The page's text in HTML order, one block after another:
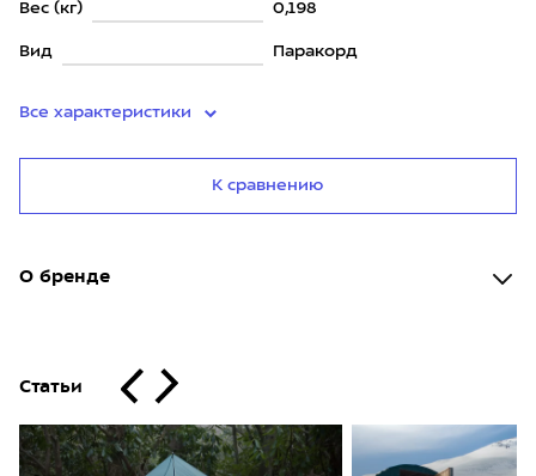
Вес (кг) 0,198
Вид Паракорд
Все характеристики
К сравнению
О бренде
Статьи